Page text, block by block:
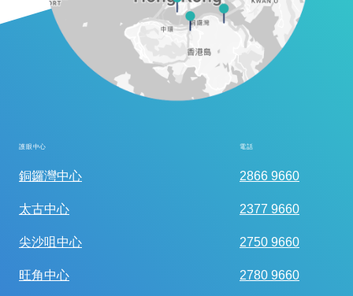
護眼中心 電話
銅鑼灣中心 2866 9660
太古中心 2377 9660
尖沙咀中心 2750 9660
旺角中心 2780 9660